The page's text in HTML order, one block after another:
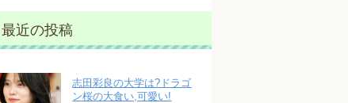
最近の投稿
志田彩良の大学は?ドラゴ
ン桜の大食い,可愛い!